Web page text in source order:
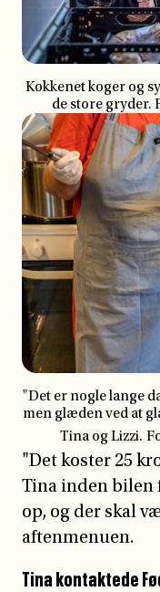
"Det koster 25
Tina inden bilen
op, og der skal
aftenmenuen.
Tina kontaktede